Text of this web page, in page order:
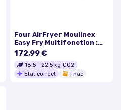
Four AirFryer Moulinex
Easy Fry Multifonction :
Combi air fryer et four
AL5558F0 1800 W Noir
172,99 €
18.5 - 22.5 kg CO2
État correct
Fnac